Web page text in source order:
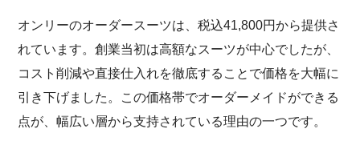
オンリーのオーダースーツは、税込41,800円から提供さ
れています。創業当初は高額なスーツが中心でしたが、
コスト削減や直接仕入れを徹底することで価格を大幅に
引き下げました。この価格帯でオーダーメイドができる
点が、幅広い層から支持されている理由の一つです。